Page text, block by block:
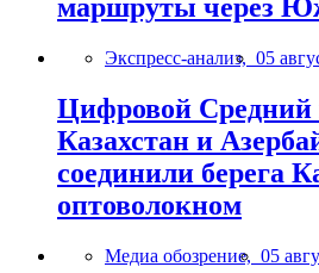
маршруты через
Экспресс-анализ, 05
Цифровой Средний
Казахстан и
соединили берега
оптоволокном
Медиа обозрение, 05